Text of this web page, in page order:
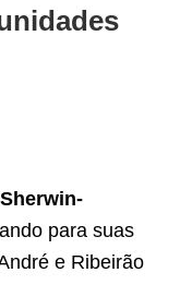
Sherwin-
para suas
e Ribeirão